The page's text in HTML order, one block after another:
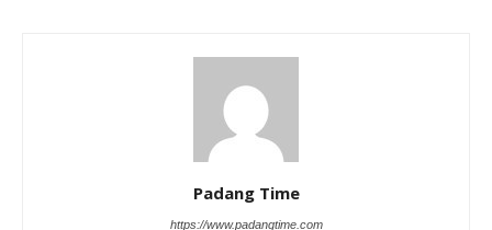
Padang Time
https://www.padangtime.com